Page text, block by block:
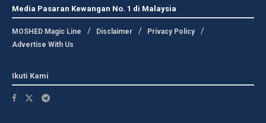
Media Pasaran Kewangan No. 1 di Malaysia
MOSHED Magic Line Disclaimer
Privacy Policy
Advertise With Us
Ikuti Kami